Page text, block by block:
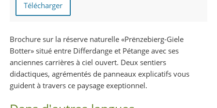
Télécharger
Brochure sur la réserve naturelle «Prënzebierg-Giele
Botter» situé entre Differdange et Pétange avec ses
anciennes carrières à ciel ouvert. Deux sentiers
didactiques, agrémentés de panneaux explicatifs vous
guident à travers ce paysage exeptionnel.